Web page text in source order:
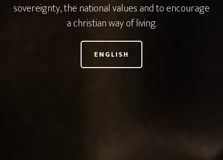
sovereignty, the national values and to encourage
a christian way of living.
ENGLISH